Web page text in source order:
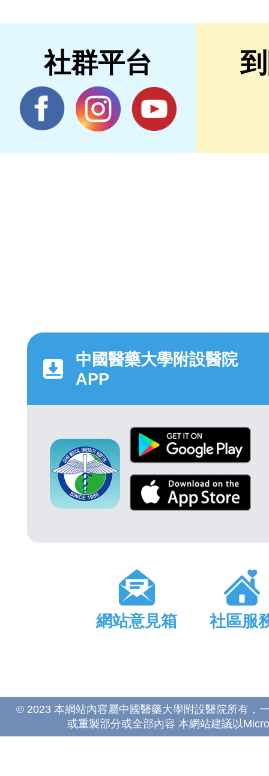
社群平台
中國醫藥大學附設醫院
APP
網站意見箱 社區服
© 2023 本網站內容屬中國醫藥大學附設醫院所有，
或重製部分或全部內容 本網站建議以